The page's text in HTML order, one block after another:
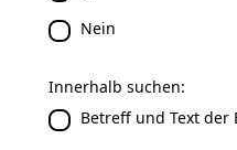
Nein
Innerhalb suchen:
Betreff und Text der